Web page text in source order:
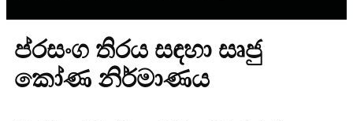
ප්රසංග තිරය සඳහා සෘජු
කෝණ නිර්මාණය